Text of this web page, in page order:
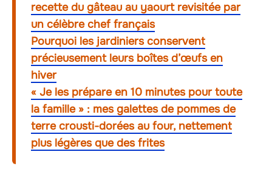
recette du gâteau au yaourt revisitée par
un célèbre chef français
Pourquoi les jardiniers conservent
précieusement leurs boîtes d’œufs en
hiver
« Je les prépare en 10 minutes pour toute
la famille » : mes galettes de pommes de
terre crousti-dorées au four, nettement
plus légères que des frites